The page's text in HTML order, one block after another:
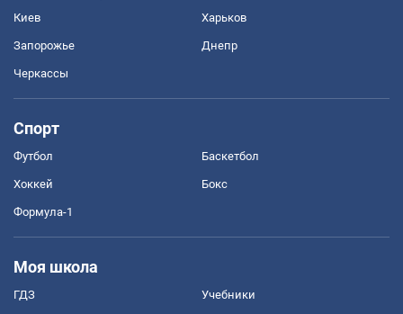
Киев Харьков
Запорожье Днепр
Черкассы
Спорт
Футбол Баскетбол
Хоккей Бокс
Формула-1
Моя школа
ГДЗ Учебники